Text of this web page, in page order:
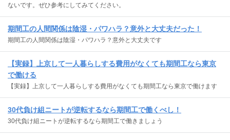
ないです。ぜひ参考にしてみてください。
期間工の人間関係は陰湿・パワハラ？意外と大丈夫だった！
期間工の人間関係は陰湿・パワハラ？意外と大丈夫です
【実録】上京して一人暮らしする費用がなくても期間工なら東京
で働ける
【実録】上京して一人暮らしする費用がなくても期間工なら東京で働けます
30代負け組ニートが逆転するなら期間工で働くべし！
30代負け組ニートが逆転するなら期間工で働きましょう